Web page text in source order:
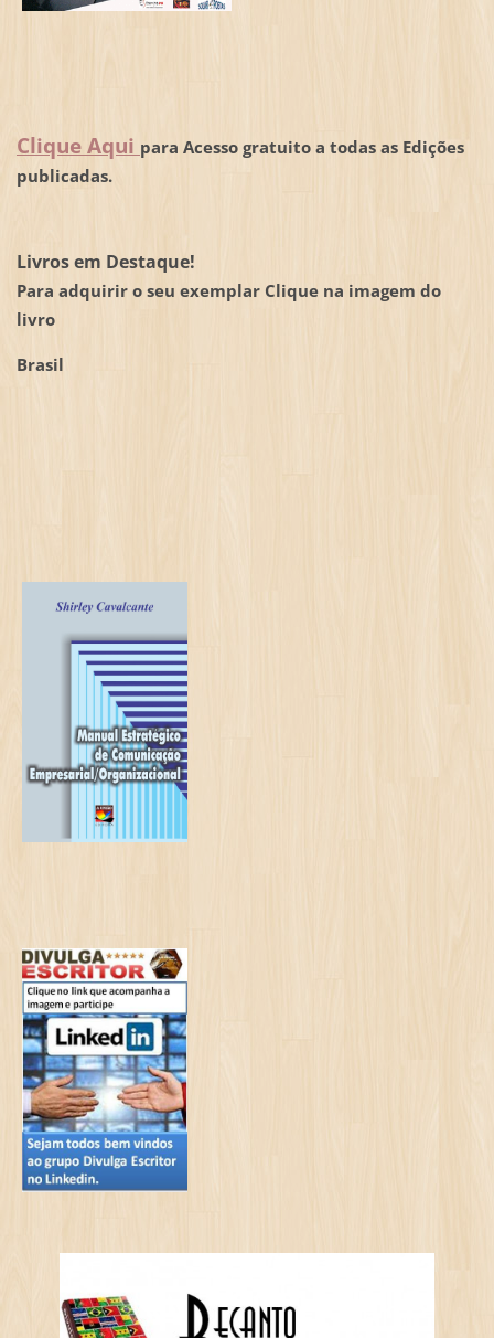
Clique Aqui para Acesso gratuito a todas as Edições
publicadas.
Livros em Destaque!
Para adquirir o seu exemplar Clique na imagem do
livro
Brasil